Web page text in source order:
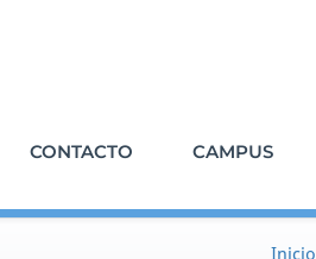
CONTACTO CAMPUS
Inicio